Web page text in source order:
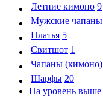
Летние кимоно 9
Мужские чапаны
Платья 5
Свитшот 1
Чапаны (кимоно)
Шарфы 20
На уровень выше